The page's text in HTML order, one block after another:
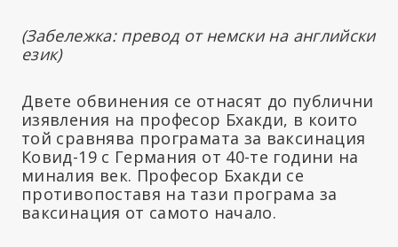
(Забележка: превод от немски на английски
език)
Двете обвинения се отнасят до публични
изявления на професор Бхакди, в които
той сравнява програмата за ваксинация
Ковид-19 с Германия от 40-те години на
миналия век. Професор Бхакди се
противопоставя на тази програма за
ваксинация от самото начало.